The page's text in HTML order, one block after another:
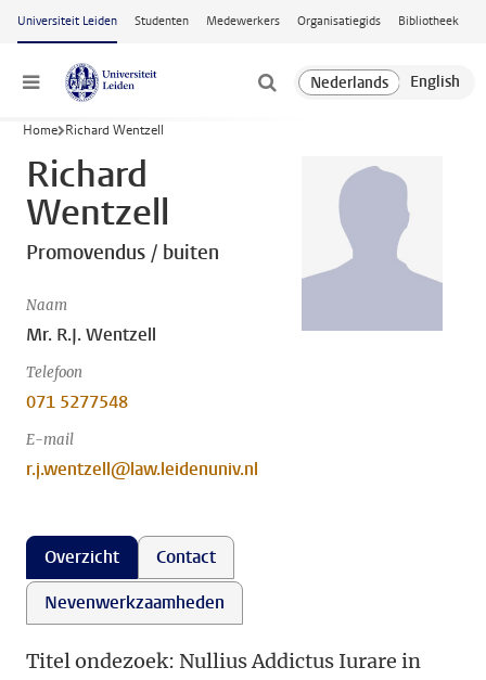
Ga naar hoofdinhoud
Universiteit Leiden Studenten Medewerkers Organisatiegids Bibliotheek
Menu
Home Richard Wentzell
Richard
Wentzell
Promovendus / buiten
Naam
Mr. R.J. Wentzell
Telefoon
071 5277548
E-mail
r.j.wentzell@law.leidenuniv.nl
Overzicht
Contact
Nevenwerkzaamheden
Titel ondezoek: Nullius Addictus Iurare in